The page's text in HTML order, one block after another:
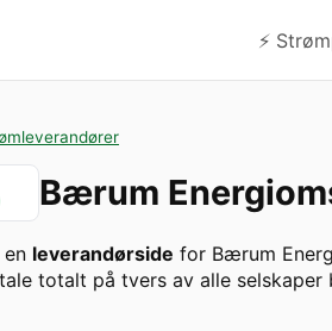
⚡️
Bærum
leverandørside for Bærum
totalt på tvers av alle selskaper